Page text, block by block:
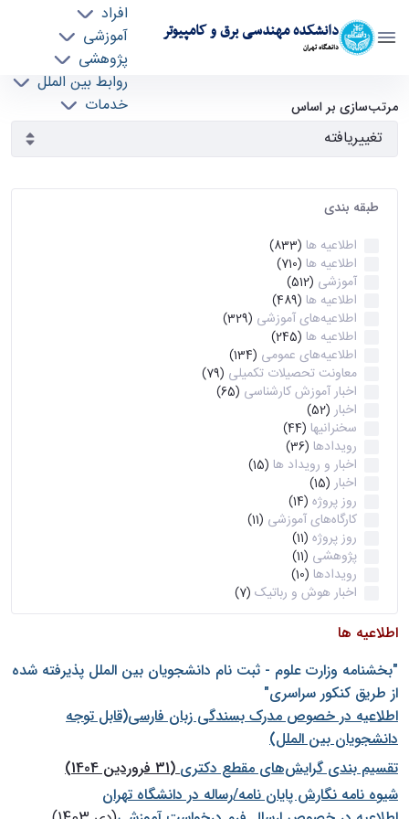
دانشکده مهندسی برق و کامپیوتر
دانشگاه تهران
افراد
آموزشی
پژوهشی
روابط بین الملل
خدمات
آرشیو اطلاعیه ها - ece- دانشکده مهندسی برق و
کامپیوتر
مرتب‌سازی بر اساس
طبقه بندی
اطلاعیه ها (833)
اطلاعیه ها (710)
آموزشی (512)
اطلاعیه ها (489)
اطلاعیه‌های‌ آموزشی (329)
اطلاعیه ها (245)
اطلاعیه‌های عمومی (134)
معاونت تحصیلات تکمیلی (79)
اخبار آموزش کارشناسی (65)
اخبار (52)
سخنرانیها (44)
رویدادها (36)
اخبار و رویداد ها (15)
اخبار (15)
روز پروژه (14)
کارگاه‌های آموزشی (11)
روز پروژه (11)
پژوهشی (11)
رویدادها (10)
اخبار هوش و رباتیک (7)
اطلاعیه ها
"بخشنامه وزارت علوم - ثبت نام دانشجويان بين الملل پذيرفته شده
از طريق كنكور سراسری"
اطلاعیه در خصوص مدرک بسندگی زبان فارسی(قابل توجه
دانشجویان بین الملل)
تقسیم بندی گرایش‌های مقطع دکتری(31 فروردین 1404)
شيوه نامه نگارش پايان نامه/رساله در دانشگاه تهران